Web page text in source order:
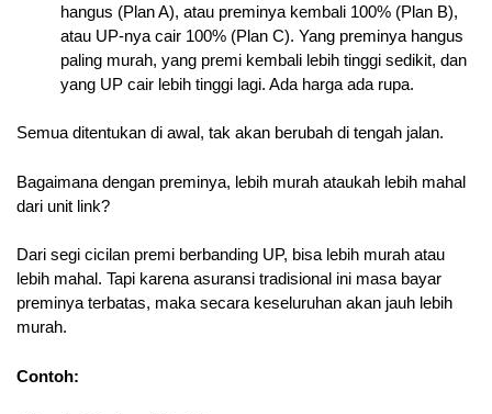
hangus (Plan A), atau preminya kembali 100% (Plan B),
atau UP-nya cair 100% (Plan C). Yang preminya hangus
paling murah, yang premi kembali lebih tinggi sedikit, dan
yang UP cair lebih tinggi lagi. Ada harga ada rupa.
Semua ditentukan di awal, tak akan berubah di tengah jalan.
Bagaimana dengan preminya, lebih murah ataukah lebih mahal
dari unit link?
Dari segi cicilan premi berbanding UP, bisa lebih murah atau
lebih mahal. Tapi karena asuransi tradisional ini masa bayar
preminya terbatas, maka secara keseluruhan akan jauh lebih
murah.
Contoh: